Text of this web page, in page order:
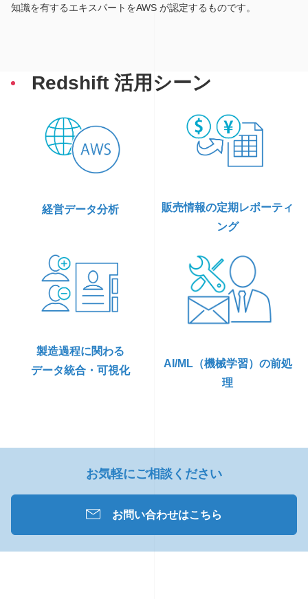
知識を有するエキスパートをAWS が認定するものです。
Redshift 活用シーン
経営データ分析
販売情報の定期レポーティ
ング
製造過程に関わる
データ統合・可視化
AI/ML（機械学習）の前処
理
お気軽にご相談ください
お問い合わせはこちら